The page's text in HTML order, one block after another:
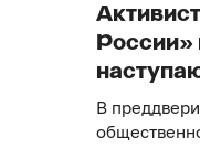
России»
В